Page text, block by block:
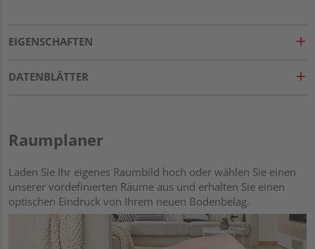
EIGENSCHAFTEN
DATENBLÄTTER
Raumplaner
Laden Sie Ihr eigenes Raumbild hoch oder wählen Sie einen
unserer vordefinierten Räume aus und erhalten Sie einen
optischen Eindruck von Ihrem neuen Bodenbelag.